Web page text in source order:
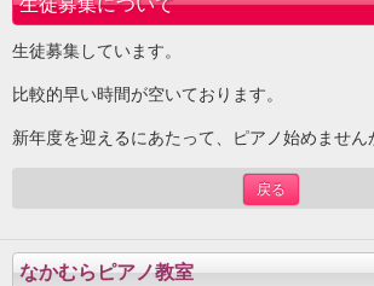
生徒募集について
生徒募集しています。
比較的早い時間が空いております。
新年度を迎えるにあたって、ピアノ始めません
戻る
なかむらピアノ教室